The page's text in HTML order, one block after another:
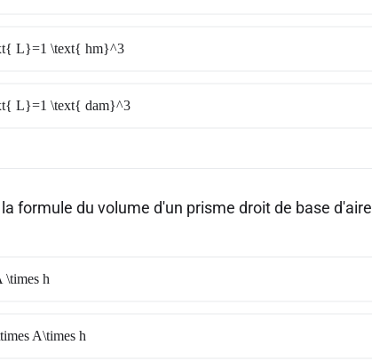
L}=1 \text{ hm}^3
L}=1 \text{ dam}^3
formule du volume d'un prisme droit de base d'aire
\times h
A\times h